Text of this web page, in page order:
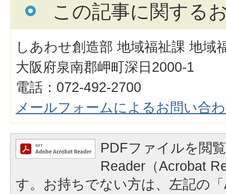
この記事に関する
しあわせ創造部 地域福祉課 地域
大阪府泉南郡岬町深日2000-1
電話：072-492-2700
メールフォームによるお問い合
PDFファイルを閲
Reader（Acrobat
す。お持ちでない方は、左記の